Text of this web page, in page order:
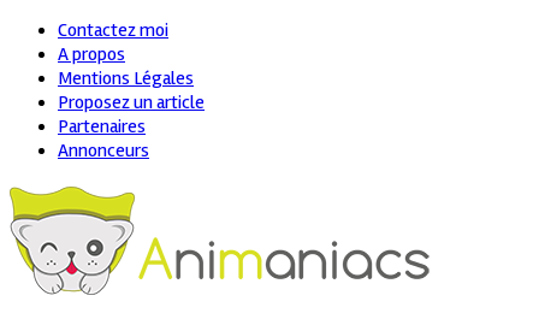
Contactez moi
A propos
Mentions Légales
Proposez un article
Partenaires
Annonceurs